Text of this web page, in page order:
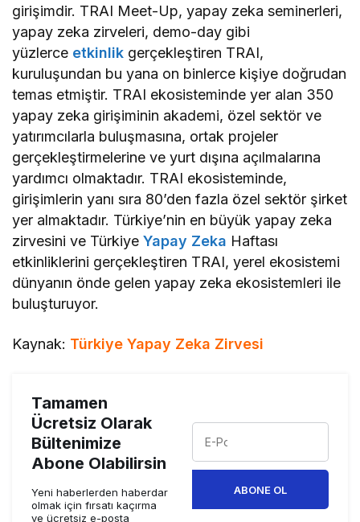
girişimdir. TRAI Meet-Up, yapay zeka seminerleri,
yapay zeka zirveleri, demo-day gibi
yüzlerce etkinlik gerçekleştiren TRAI,
kuruluşundan bu yana on binlerce kişiye doğrudan
temas etmiştir. TRAI ekosisteminde yer alan 350
yapay zeka girişiminin akademi, özel sektör ve
yatırımcılarla buluşmasına, ortak projeler
gerçekleştirmelerine ve yurt dışına açılmalarına
yardımcı olmaktadır. TRAI ekosisteminde,
girişimlerin yanı sıra 80’den fazla özel sektör şirket
yer almaktadır. Türkiye’nin en büyük yapay zeka
zirvesini ve TürkiyeYapay Zeka Haftası
etkinliklerini gerçekleştiren TRAI, yerel ekosistemi
dünyanın önde gelen yapay zeka ekosistemleri ile
buluşturuyor.
Kaynak: Türkiye Yapay Zeka Zirvesi
Tamamen
Ücretsiz Olarak
Bültenimize
Abone Olabilirsin
Yeni haberlerden haberdar
olmak için fırsatı kaçırma
ve ücretsiz e-posta
ABONE OL